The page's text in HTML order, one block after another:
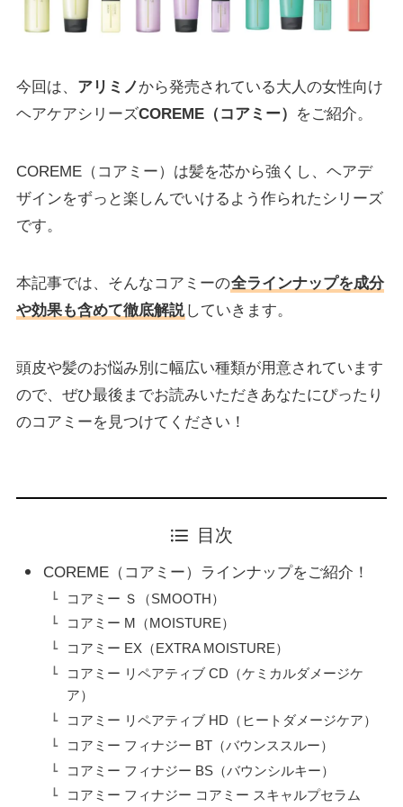
今回は、 アリミノから発売されている大人の女性向け
ヘアケアシリーズCOREME（コアミー） をご紹介。
COREME（コアミー）は髪を芯から強くし、ヘアデ
ザインをずっと楽しんでいけるよう作られたシリーズ
です。
本記事では、そんなコアミーの全ラインナップを成分
や効果も含めて徹底解説していきます。
頭皮や髪のお悩み別に幅広い種類が用意されています
ので、ぜひ最後までお読みいただきあなたにぴったり
のコアミーを見つけてください！
目次
COREME（コアミー）ラインナップをご紹介！
コアミー Ｓ（SMOOTH）
コアミー M（MOISTURE）
コアミー EX（EXTRA MOISTURE）
コアミー リペアティブ CD（ケミカルダメージケ
ア）
コアミー リペアティブ HD（ヒートダメージケア）
コアミー フィナジー BT（バウンススルー）
コアミー フィナジー BS（バウンシルキー）
コアミー フィナジー コアミー スキャルプセラム